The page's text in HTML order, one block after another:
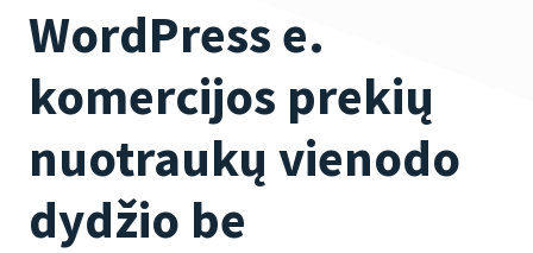
WordPress e.
komercijos prekių
nuotraukų vienodo
dydžio be